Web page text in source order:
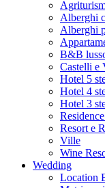
Alberghi
Alberghi
B&B
Castelli e
Hotel 5
Hotel 4
Hotel 3
Resort e
Ville
Wine
Wedding
Location